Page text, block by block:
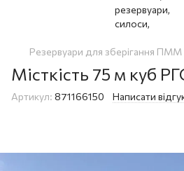
Резервуари для зберігання ПММ
Місткість 75 м куб
Артикул: 871166150 Написати